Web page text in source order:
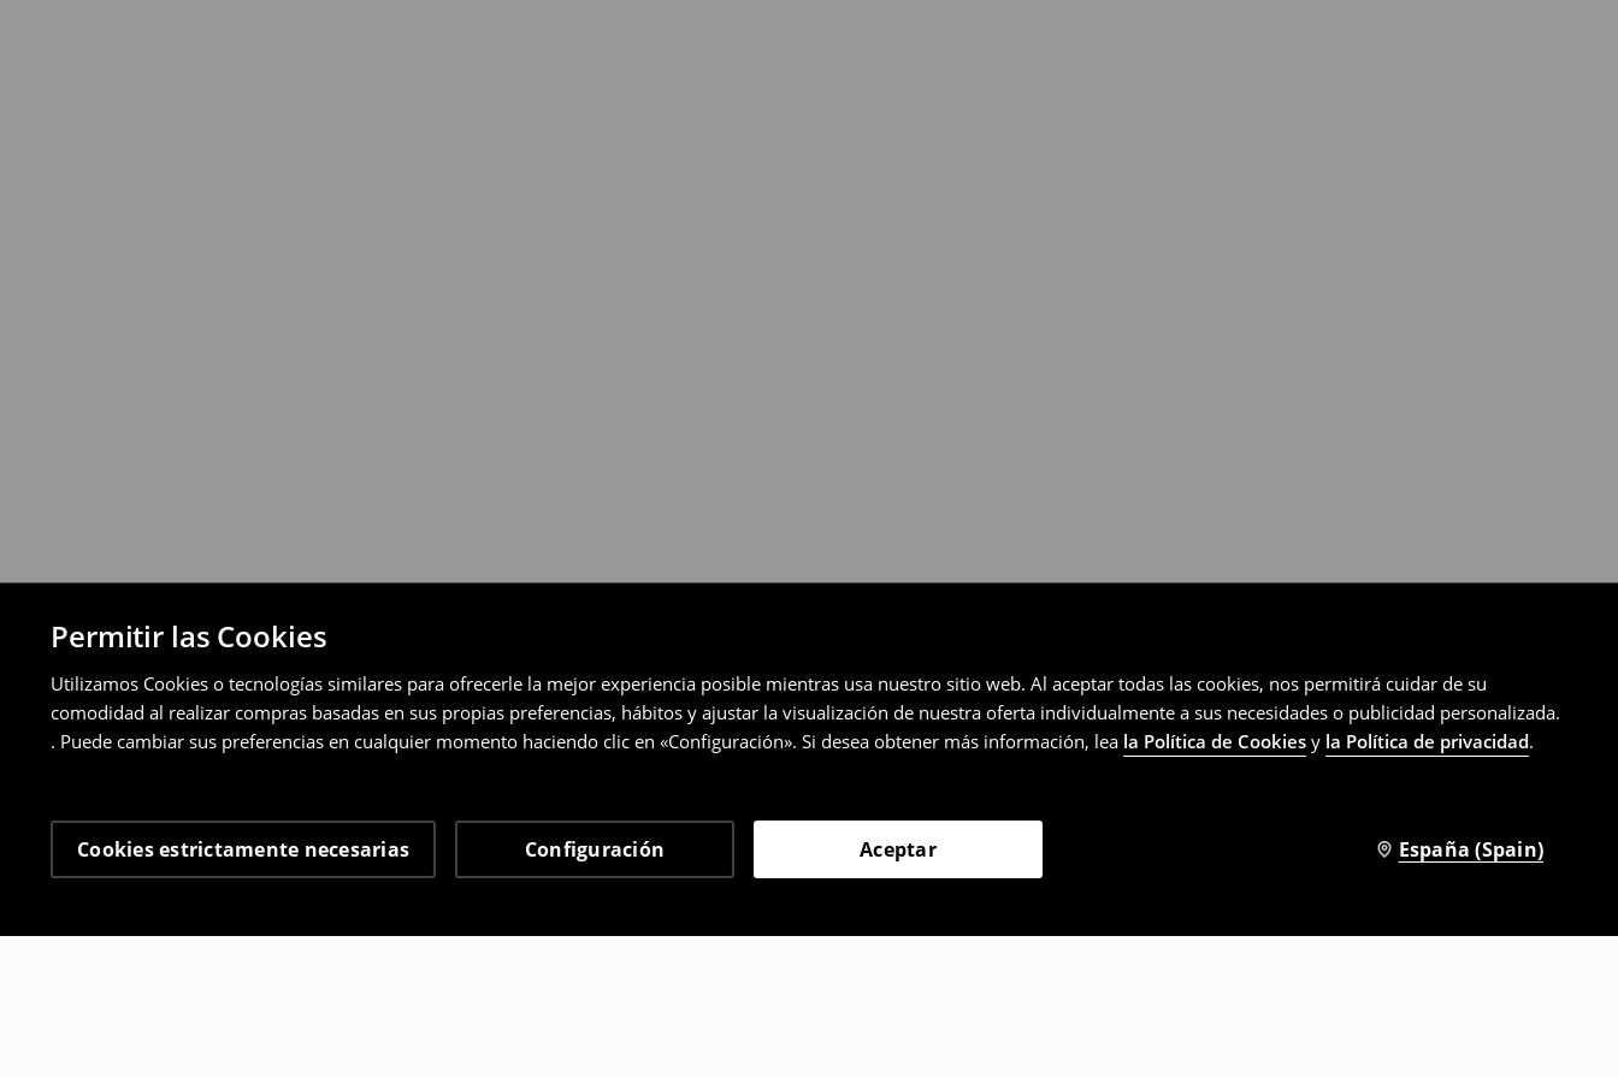
Permitir las Cookies
Utilizamos Cookies o tecnologías similares para ofrecerle la mejor experiencia posible mientras usa nuestro sitio web. Al aceptar todas las cookies, nos permitirá cuidar de su
comodidad al realizar compras basadas en sus propias preferencias, hábitos y ajustar la visualización de nuestra oferta individualmente a sus necesidades o publicidad personalizada.
. Puede cambiar sus preferencias en cualquier momento haciendo clic en «Configuración». Si desea obtener más información, lea la Política de Cookies y la Política de privacidad.
Cookies estrictamente necesarias Configuración Aceptar España (Spain)